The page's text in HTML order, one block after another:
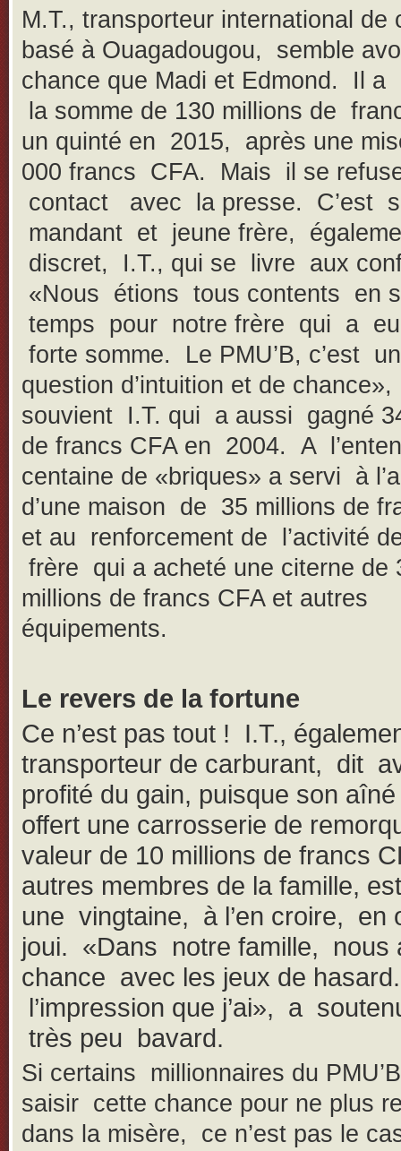
M.T., transporteur international de
basé à Ouagadougou, semble
chance que Madi et Edmond. Il
la somme de 130 millions de
un quinté en 2015, après une
000 francs CFA. Mais il se
contact avec la presse. C’est
mandant et jeune frère,
discret, I.T., qui se livre aux
«Nous étions tous contents en
temps pour notre frère qui a
forte somme. Le PMU’B, c’est
question d’intuition et de
souvient I.T. qui a aussi gagné
de francs CFA en 2004. A
centaine de «briques» a servi à
d’une maison de 35 millions de
et au renforcement de l’activité
frère qui a acheté une citerne de
millions de francs CFA et autres
équipements.
Le revers de la fortune
Ce n’est pas tout ! I.T.,
transporteur de carburant, dit
profité du gain, puisque son
offert une carrosserie de
valeur de 10 millions de francs
autres membres de la famille,
une vingtaine, à l’en croire, en
joui. «Dans notre famille, nous
chance avec les jeux de hasard.
l’impression que j’ai», a
très peu bavard.
Si certains millionnaires du
saisir cette chance pour ne plus
dans la misère, ce n’est pas le